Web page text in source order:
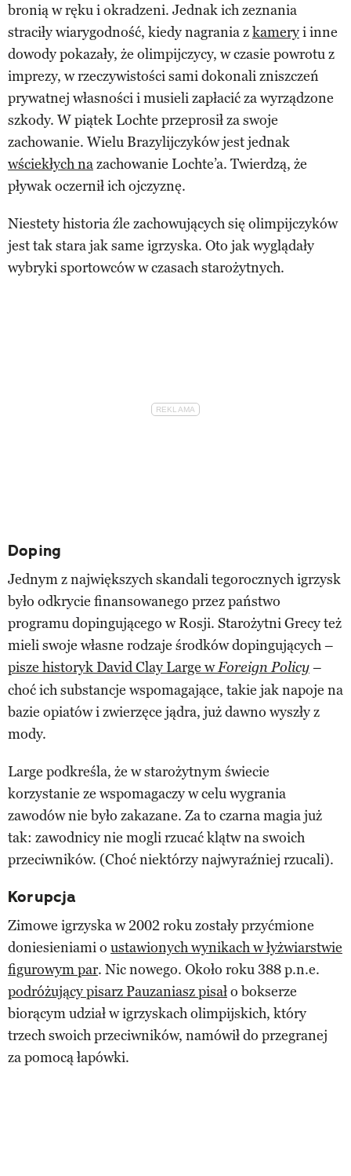
bronią w ręku i okradzeni. Jednak ich zeznania
straciły wiarygodność, kiedy nagrania zkameryi inne
dowody pokazały, że olimpijczycy, w czasie powrotu z
imprezy, w rzeczywistości sami dokonali zniszczeń
prywatnej własności i musieli zapłacić za wyrządzone
szkody. W piątek Lochte przeprosił za swoje
zachowanie. Wielu Brazylijczyków jest jednak
wściekłych nazachowanie Lochte’a. Twierdzą, że
pływak oczernił ich ojczyznę.
Niestety historia źle zachowujących się olimpijczyków
jest tak stara jak same igrzyska. Oto jak wyglądały
wybryki sportowców w czasach starożytnych.
Doping
Jednym z największych skandali tegorocznych igrzysk
było odkrycie finansowanego przez państwo
programu dopingującego w Rosji. Starożytni Grecy też
mieli swoje własne rodzaje środków dopingujących –
pisze historyk David Clay Large wForeign Policy–
choć ich substancje wspomagające, takie jak napoje na
bazie opiatów i zwierzęce jądra, już dawno wyszły z
mody.
Large podkreśla, że w starożytnym świecie
korzystanie ze wspomagaczy w celu wygrania
zawodów nie było zakazane. Za to czarna magia już
tak: zawodnicy nie mogli rzucać klątw na swoich
przeciwników. (Choć niektórzy najwyraźniej rzucali).
Korupcja
Zimowe igrzyska w 2002 roku zostały przyćmione
doniesieniami o ustawionych wynikach w łyżwiarstwie
figurowym par. Nic nowego. Około roku 388 p.n.e.
podróżujący pisarz Pauzaniasz pisało bokserze
biorącym udział w igrzyskach olimpijskich, który
trzech swoich przeciwników, namówił do przegranej
za pomocą łapówki.